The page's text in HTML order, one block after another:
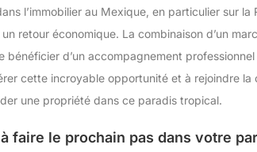
l’immobilier au Mexique, en particulier sur
retour économique. La combinaison d’un
bénéficier d’un accompagnement
cette incroyable opportunité et à rejoindre
une propriété dans ce paradis tropical.
faire le prochain pas dans votre